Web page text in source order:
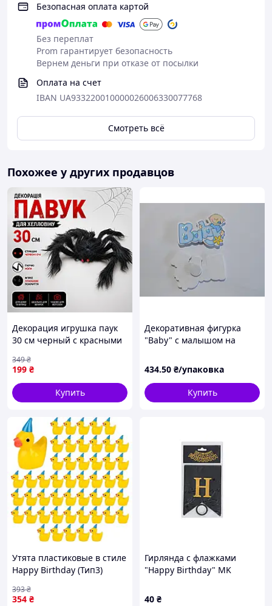
Безопасная оплата картой
Без переплат
Prom гарантирует безопасность
Вернем деньги при отказе от посылки
Оплата на счет
IBAN UA933220010000026006330077768
Смотреть всё
Похожее у других продавцов
Декорация игрушка паук
30 см черный с красными
Хэллоуина, розыгрышей,
реалисти JGGW_199
199 ₴
349₴
Купить
Декоративная фигурка
"Baby" с малышом на
434.50 ₴/упаковка
Купить
Утята пластиковые в стиле
Happy Birthday (Тип3)
Yellow
354 ₴
393₴
Гирлянда с флажками
"Happy Birthday" MK
40 ₴